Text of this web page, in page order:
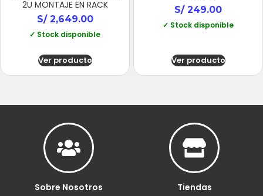
2U MONTAJE EN RACK
S/2,649.00
✓ Stock disponible
Ver producto
S/249.00
✓ Stock disponible
Ver producto
Sobre Nosotros Tiendas